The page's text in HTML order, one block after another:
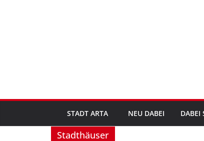
STADT ARTA NEU DABEI DABEI
Stadthäuser